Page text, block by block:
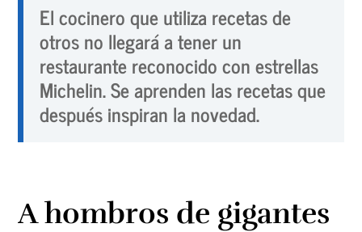
El cocinero que utiliza recetas de
otros no llegará a tener un
restaurante reconocido con estrellas
Michelin. Se aprenden las recetas que
después inspiran la novedad.
A hombros de gigantes